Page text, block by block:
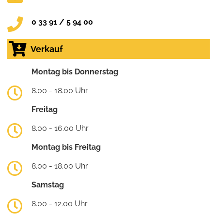
0 33 91 / 5 94 00
Verkauf
Montag bis Donnerstag
8.00 - 18.00 Uhr
Freitag
8.00 - 16.00 Uhr
Montag bis Freitag
8.00 - 18.00 Uhr
Samstag
8.00 - 12.00 Uhr